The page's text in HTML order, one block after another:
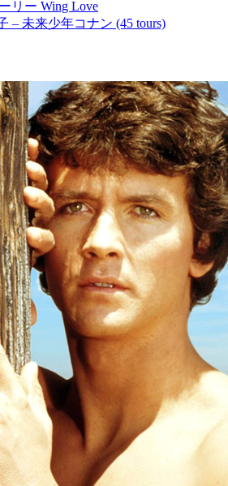
リー Wing Love
– 未来少年コナン (45 tours)